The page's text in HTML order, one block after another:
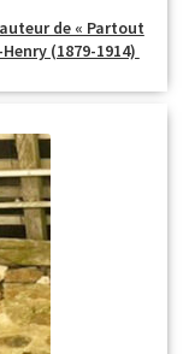
de « Partout
(1879-1914)